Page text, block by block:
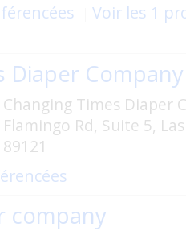
Voir les 1
Diaper Company
Changing Times Diaper
Flamingo Rd, Suite 5,
89121
company